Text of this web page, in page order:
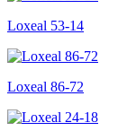
Loxeal 53-14
Loxeal 86-72